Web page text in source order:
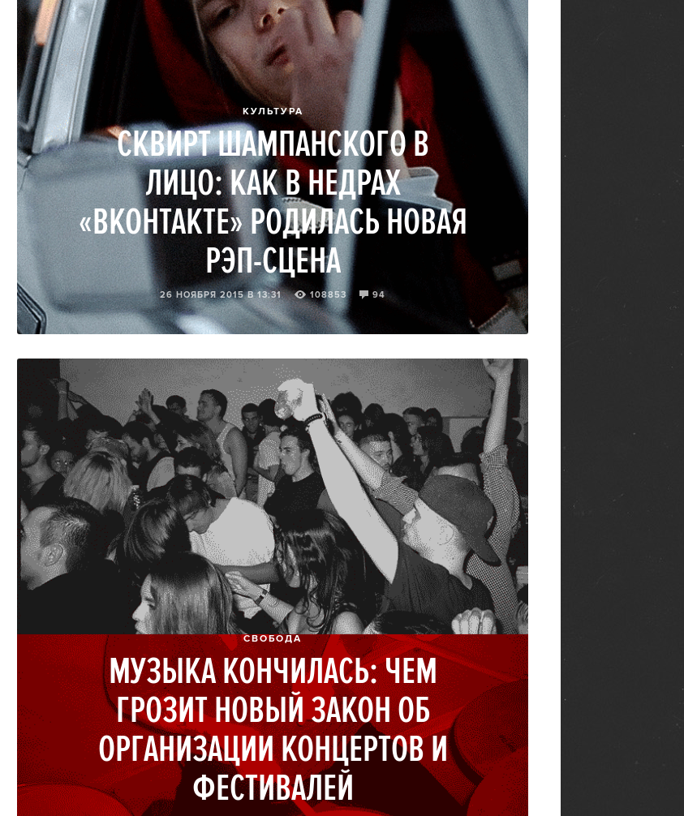
КУЛЬТУРА
СКВИРТ ШАМПАНСКОГО В
ЛИЦО: КАК В НЕДРАХ
«ВКОНТАКТЕ» РОДИЛАСЬ НОВАЯ
РЭП-СЦЕНА
26 НОЯБРЯ 2015 В 13:31 108853 94
СВОБОДА
МУЗЫКА КОНЧИЛАСЬ: ЧЕМ
ГРОЗИТ НОВЫЙ ЗАКОН ОБ
ОРГАНИЗАЦИИ КОНЦЕРТОВ И
ФЕСТИВАЛЕЙ